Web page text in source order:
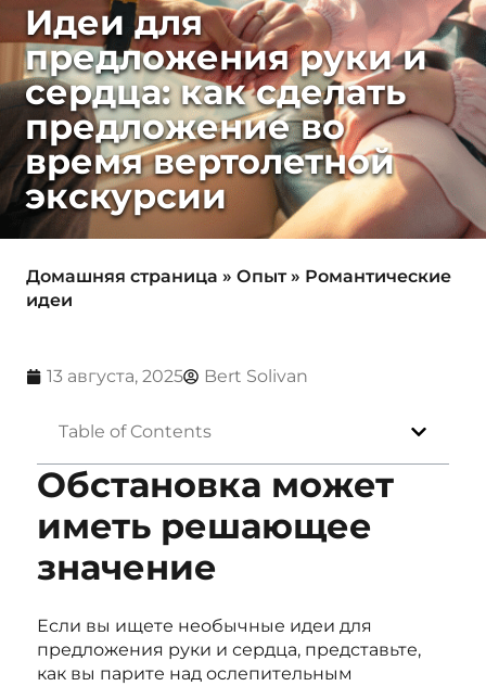
Идеи для
предложения руки и
сердца: как сделать
предложение во
время вертолетной
экскурсии
Домашняя страница » Опыт» Романтические
идеи
13 августа, 2025 Bert Solivan
Table of Contents
Обстановка может
иметь решающее
значение
Если вы ищете необычные идеи для
предложения руки и сердца, представьте,
как вы парите над ослепительным